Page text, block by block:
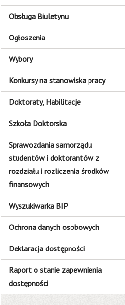
Obsługa Biuletynu
Ogłoszenia
Wybory
Konkursy na stanowiska pracy
Doktoraty, Habilitacje
Szkoła Doktorska
Sprawozdania samorządu
studentów i doktorantów z
rozdziału i rozliczenia środków
finansowych
Wyszukiwarka BIP
Ochrona danych osobowych
Deklaracja dostępności
Raport o stanie zapewnienia
dostępności